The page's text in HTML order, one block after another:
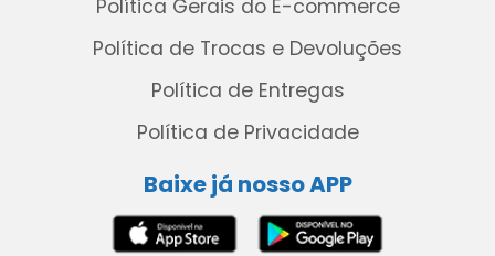
Política Gerais do E-commerce
Política de Trocas e Devoluções
Política de Entregas
Política de Privacidade
Baixe já nosso APP